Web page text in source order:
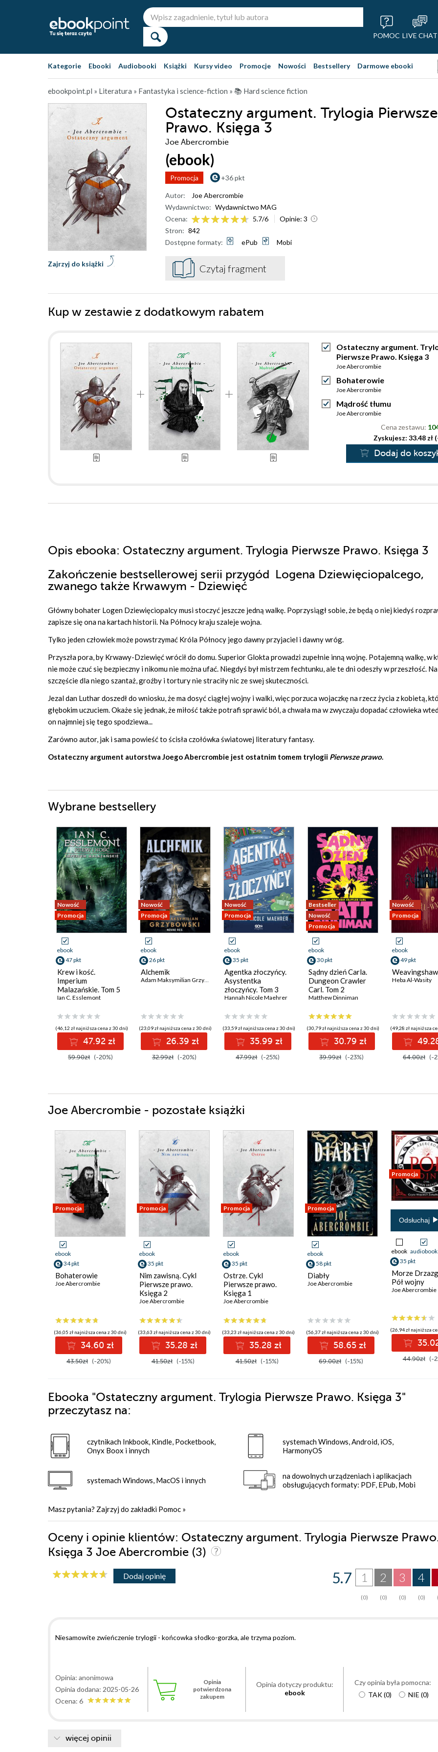
POMOC LIVE CHAT
Kategorie Ebooki Audiobooki Książki Kursy video Promocje Nowości Bestsellery Darmowe ebooki
ebookpoint.pl » Literatura » Fantastyka i science-fiction » 📚 Hard science fiction
Ostateczny argument. Trylogia Pierwsze
Prawo. Księga 3
Joe Abercrombie
(ebook)
Promocja +36 pkt
Zajrzyj do książki
Autor:
Joe Abercrombie
Wydawnictwo: Wydawnictwo MAG
Ocena:
5.7/6 Opinie: 3
Stron: 842
Dostępne formaty:
ePub Mobi
Czytaj fragment
Kup w zestawie z dodatkowym rabatem
Ostateczny argument.
Pierwsze Prawo. Księga 3
Joe Abercrombie
Bohaterowie
Joe Abercrombie
Mądrość tłumu
Joe Abercrombie
Cena zestawu:
Zyskujesz: 33.48 zł
Dodaj do
Opis ebooka: Ostateczny argument. Trylogia Pierwsze Prawo. Księga 3
Zakończenie bestsellerowej serii przygód Logena Dziewięciopalcego,
zwanego także Krwawym - Dziewięć
Główny bohater Logen Dziewięciopalcy musi stoczyć jeszcze jedną walkę. Poprzysiągł sobie, że będą o niej kiedyś
zapisze się ona na kartach historii. Na Północy kraju szaleje wojna.
Tylko jeden człowiek może powstrzymać Króla Północy jego dawny przyjaciel i dawny wróg.
Przyszła pora, by Krwawy-Dziewięć wrócił do domu. Superior Glokta prowadzi zupełnie inną wojnę. Potajemną walkę, w
nie może czuć się bezpieczny i nikomu nie można ufać. Niegdyś był mistrzem fechtunku, ale te dni odeszły w przeszłość. Na
szczęście dla niego szantaż, groźby i tortury nie straciły nic ze swej skuteczności.
Jezal dan Luthar doszedł do wniosku, że ma dosyć ciągłej wojny i walki, więc porzuca wojaczkę na rzecz życia z kobietą,
głębokim uczuciem. Okaże się jednak, że miłość także potrafi sprawić ból, a chwała ma w zwyczaju dopadać człowieka
on najmniej się tego spodziewa...
Zarówno autor, jak i sama powieść to ścisła czołówka światowej literatury fantasy.
Ostateczny argument autorstwa Joego Abercrombie jest ostatnim tomem trylogii Pierwsze prawo.
Wybrane bestsellery
Nowość
Promocja
ebook
47 pkt
Krew i kość.
Imperium
Malazańskie. Tom 5
Ian C. Esslemont
(46,12 zł najniższa cena z 30 dni)
47.92 zł
59.90zł (-20%)
Nowość
Promocja
ebook
26 pkt
Alchemik
Adam Maksymilian Grzybowski
(23,09 zł najniższa cena z 30 dni)
26.39 zł
32.99zł (-20%)
Nowość
Promocja
ebook
35 pkt
Agentka złoczyńcy.
Asystentka
złoczyńcy. Tom 3
Hannah Nicole Maehrer
(33,59 zł najniższa cena z 30 dni)
35.99 zł
47.99zł (-25%)
Bestseller
Nowość
Promocja
ebook
30 pkt
Sądny dzień Carla.
Dungeon Crawler
Carl. Tom 2
Matthew Dinniman
(30,79 zł najniższa cena z 30 dni)
30.79 zł
39.99zł (-23%)
Nowość
Promocja
ebook
49 pkt
Weavingshaw
Heba Al-Wasity
(49,28 zł najniższa
64.00zł (-
Joe Abercrombie - pozostałe książki
Promocja
ebook
34 pkt
Bohaterowie
Joe Abercrombie
(36,05 zł najniższa cena z 30 dni)
34.60 zł
43.50zł (-20%)
Promocja
ebook
35 pkt
Nim zawisną. Cykl
Pierwsze prawo.
Księga 2
Joe Abercrombie
(33,63 zł najniższa cena z 30 dni)
35.28 zł
41.50zł (-15%)
Promocja
ebook
35 pkt
Ostrze. Cykl
Pierwsze prawo.
Księga 1
Joe Abercrombie
(33,23 zł najniższa cena z 30 dni)
35.28 zł
41.50zł (-15%)
Promocja
ebook
58 pkt
Diabły
Joe Abercrombie
(56,37 zł najniższa cena z 30 dni)
58.65 zł
69.00zł (-15%)
Promocja
Odsłuchaj
ebook audiobook
35 pkt
Morze
Pół wojny
Joe Abercrombie
(26,94 zł najniższa
44.90zł (-
Ebooka "Ostateczny argument. Trylogia Pierwsze Prawo. Księga 3"
przeczytasz na:
czytnikach Inkbook, Kindle, Pocketbook,
Onyx Boox i innych
systemach Windows, MacOS i innych
systemach Windows, Android, iOS,
HarmonyOS
na dowolnych urządzeniach i aplikacjach
obsługujących formaty: PDF, EPub, Mobi
Masz pytania? Zajrzyj do zakładki Pomoc »
Oceny i opinie klientów: Ostateczny argument. Trylogia Pierwsze
Księga 3 Joe Abercrombie (3)
Dodaj opinię 4
(0)
3
(0)
2
(0)
1
(0)
5.7
Niesamowite zwieńczenie trylogii - końcowka słodko-gorzka, ale trzyma poziom.
Opinia: anonimowa
Opinia dodana: 2025-05-26
Ocena: 6
Opinia
potwierdzona
zakupem
Opinia dotyczy produktu:
ebook
Czy opinia była pomocna:
TAK(0) NIE (0)
więcej opinii